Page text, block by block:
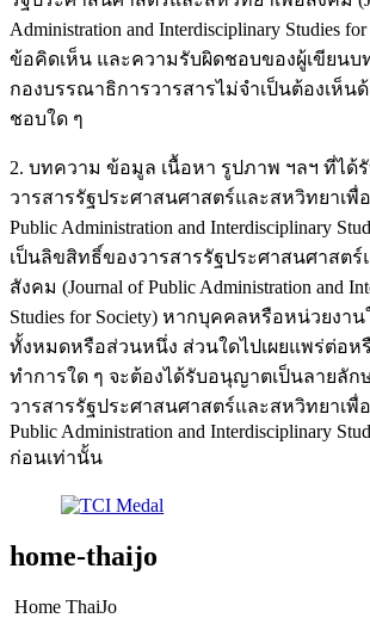
Administration and Interdisciplinary Studies
ข้อคิดเห็น และความรับผิดชอบของผู้เขียนบ
กองบรรณาธิการวารสารไม่จำเป็นต้องเห็น
ชอบใด ๆ
2. บทความ ข้อมูล เนื้อหา รูปภาพ ฯลฯ ที่ได้
วารสารรัฐประศาสนศาสตร์และสหวิทยาเพื่อ
Public Administration and Interdisciplinary
เป็นลิขสิทธิ์ของวารสารรัฐประศาสนศาสตร์
สังคม (Journal of Public Administration and
Studies for Society) หากบุคคลหรือหน่วยงา
ทั้งหมดหรือส่วนหนึ่ง ส่วนใดไปเผยแพร่ต่อห
ทำการใด ๆ จะต้องได้รับอนุญาตเป็นลายลั
วารสารรัฐประศาสนศาสตร์และสหวิทยาเพื่อ
Public Administration and Interdisciplinary
ก่อนเท่านั้น
home-thaijo
Home ThaiJo